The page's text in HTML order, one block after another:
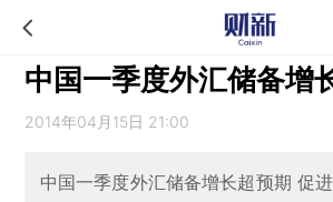
中国一季度外汇储备增
2014年04月15日 21:00
中国一季度外汇储备增长超预期 促